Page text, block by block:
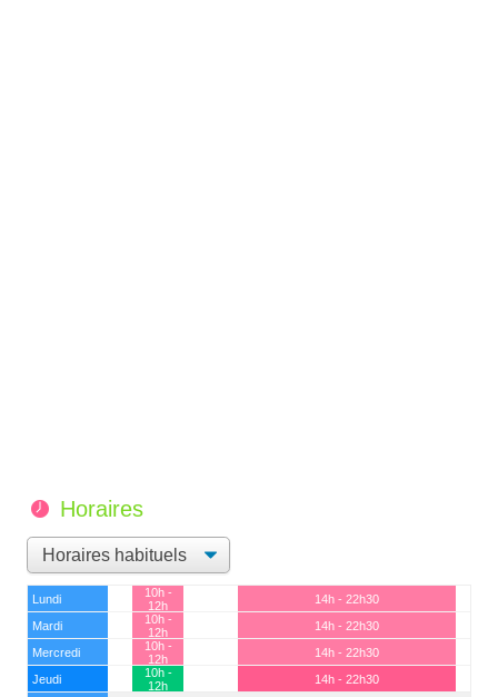
Horaires
Lundi
10h -
12h
14h - 22h30
Mardi
10h -
12h
14h - 22h30
Mercredi
10h -
12h
14h - 22h30
Jeudi
10h -
12h
14h - 22h30